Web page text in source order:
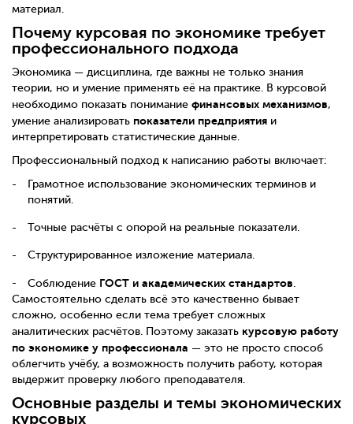
материал.
Почему курсовая по экономике требует
профессионального подхода
Экономика — дисциплина, где важны не только знания
теории, но и умение применять её на практике. В курсовой
необходимо показать понимание финансовых механизмов,
умение анализировать показатели предприятия и
интерпретировать статистические данные.
Профессиональный подход к написанию работы включает:
Грамотное использование экономических терминов и
понятий.
Точные расчёты с опорой на реальные показатели.
Структурированное изложение материала.
Соблюдение ГОСТ и академических стандартов
Самостоятельно сделать всё это качественно бывает
сложно, особенно если тема требует сложных
аналитических расчётов. Поэтому заказать курсовую работу
по экономике у профессионала — это не просто способ
облегчить учёбу, а возможность получить работу, которая
выдержит проверку любого преподавателя.
Основные разделы и темы экономических
курсовых